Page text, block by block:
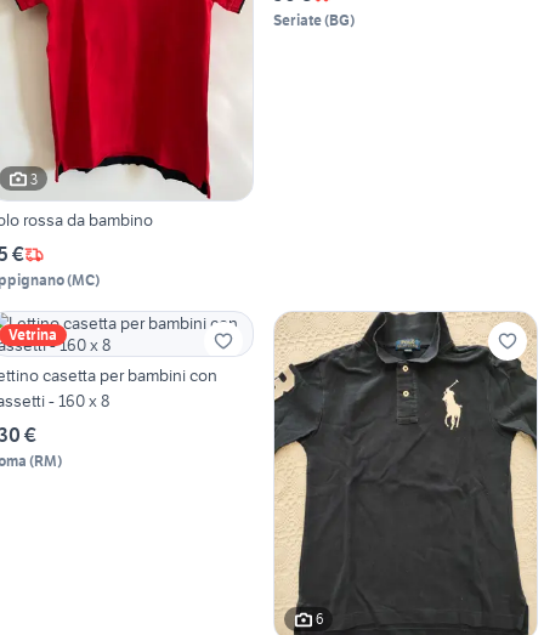
3
rossa da bambino
€
(MC)
Seriate(BG)
Vetrina
casetta per bambini con
- 160 x 8
€
(RM)
6